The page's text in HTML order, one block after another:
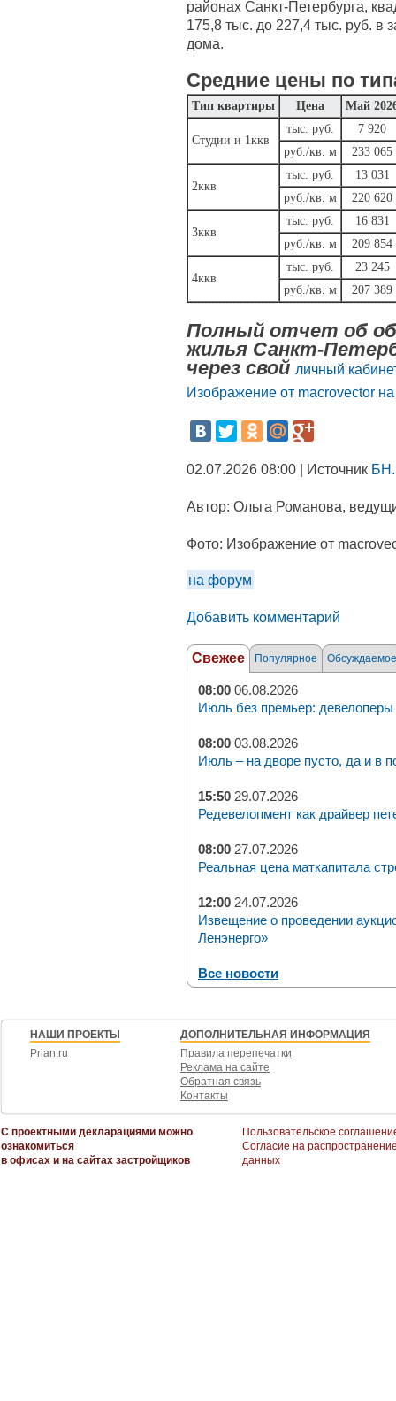
районах Санкт-Петербурга,
175,8 тыс. до 227,4 тыс. руб. в
дома.
Средние цены по
Тип квартиры Цена Май
Студии и 1ккв
тыс. руб.
7 920
руб./кв. м
233 065
2ккв
тыс. руб.
13 031
руб./кв. м
220 620
3ккв
тыс. руб.
16 831
руб./кв. м
209 854
4ккв
тыс. руб.
23 245
руб./кв. м
207 389
Полный отчет об
жилья Санкт-
через свой личный
Изображение от macrovector
02.07.2026 08:00 | Источник
Автор: Ольга Романова,
Фото: Изображение от
на форум
Добавить комментарий
Свежее Популярное Обсуждаемое
08:00 06.08.2026
Июль без премьер: девелоперы
08:00 03.08.2026
Июль – на дворе пусто, да и в
15:50 29.07.2026
Редевелопмент как драйвер
08:00 27.07.2026
Реальная цена маткапитала
12:00 24.07.2026
Извещение о проведении
Ленэнерго»
Все новости
НАШИ ПРОЕКТЫ
Prian.ru
ДОПОЛНИТЕЛЬНАЯ ИНФОРМАЦИЯ
Правила перепечатки
Реклама на сайте
Обратная связь
Контакты
С проектными декларациями можно
ознакомиться
в офисах и на сайтах застройщиков
Пользовательское
Согласие на
данных